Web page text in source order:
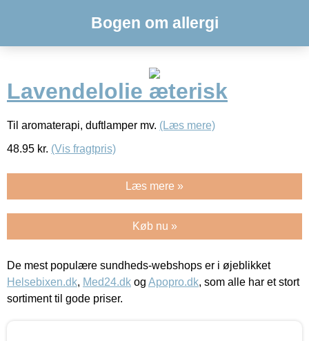
Bogen om allergi
Lavendelolie æterisk
Til aromaterapi, duftlamper mv. (Læs mere)
48.95 kr. (Vis fragtpris)
Læs mere »
Køb nu »
De mest populære sundheds-webshops er i øjeblikket
Helsebixen.dk, Med24.dk og Apopro.dk, som alle har et stort
sortiment til gode priser.